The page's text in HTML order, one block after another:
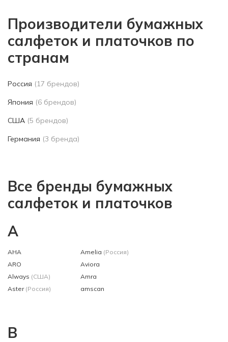
Производители бумажных
салфеток и платочков по
странам
Россия (17 брендов)
Япония (6 брендов)
США (5 брендов)
Германия (3 бренда)
Все бренды бумажных
салфеток и платочков
A
AHA
ARO
Always (США)
Aster (Россия)
Amelia (Россия)
Aviora
Amra
amscan
B